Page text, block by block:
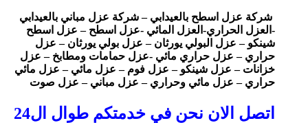
شركة عزل اسطح بالعيدابي – شركة عزل مباني بالعيدابي
-العزل الحراري-العزل المائي -عزل اسطح – عزل اسطح
شينكو – عزل البولي يورثان – عزل بولي يورثان – عزل
حراري – عزل حراري مائي -عزل حمامات ومطابخ – عزل
خزانات – عزل شينكو – عزل فوم – عزل مائي – عزل مائي
حراري – عزل مائي وحراري – عزل مباني – عزل صوت
اتصل الان نحن في خدمتكم طوال ال24